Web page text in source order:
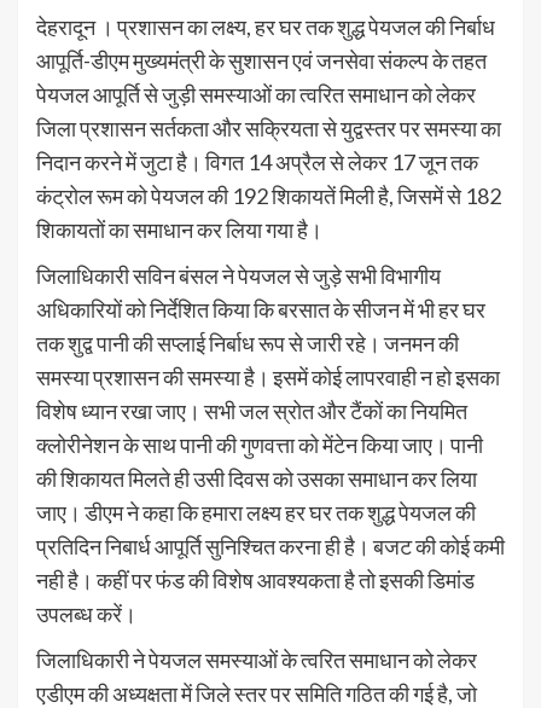
देहरादून । प्रशासन का लक्ष्य, हर घर तक शुद्ध पेयजल की निर्बाध
आपूर्ति-डीएम मुख्यमंत्री के सुशासन एवं जनसेवा संकल्प के तहत
पेयजल आपूर्ति से जुड़ी समस्याओं का त्वरित समाधान को लेकर
जिला प्रशासन सर्तकता और सक्रियता से युद्वस्तर पर समस्या का
निदान करने में जुटा है। विगत 14 अप्रैल से लेकर 17 जून तक
कंट्रोल रूम को पेयजल की 192 शिकायतें मिली है, जिसमें से 182
शिकायतों का समाधान कर लिया गया है।
जिलाधिकारी सविन बंसल ने पेयजल से जुड़े सभी विभागीय
अधिकारियों को निर्देशित किया कि बरसात के सीजन में भी हर घर
तक शुद्व पानी की सप्लाई निर्बाध रूप से जारी रहे। जनमन की
समस्या प्रशासन की समस्या है। इसमें कोई लापरवाही न हो इसका
विशेष ध्यान रखा जाए। सभी जल स्रोत और टैंकों का नियमित
क्लोरीनेशन के साथ पानी की गुणवत्ता को मेंटेन किया जाए। पानी
की शिकायत मिलते ही उसी दिवस को उसका समाधान कर लिया
जाए। डीएम ने कहा कि हमारा लक्ष्य हर घर तक शुद्ध पेयजल की
प्रतिदिन निबार्ध आपूर्ति सुनिश्चित करना ही है। बजट की कोई कमी
नही है। कहीं पर फंड की विशेष आवश्यकता है तो इसकी डिमांड
उपलब्ध करें।
जिलाधिकारी ने पेयजल समस्याओं के त्वरित समाधान को लेकर
एडीएम की अध्यक्षता में जिले स्तर पर समिति गठित की गई है, जो